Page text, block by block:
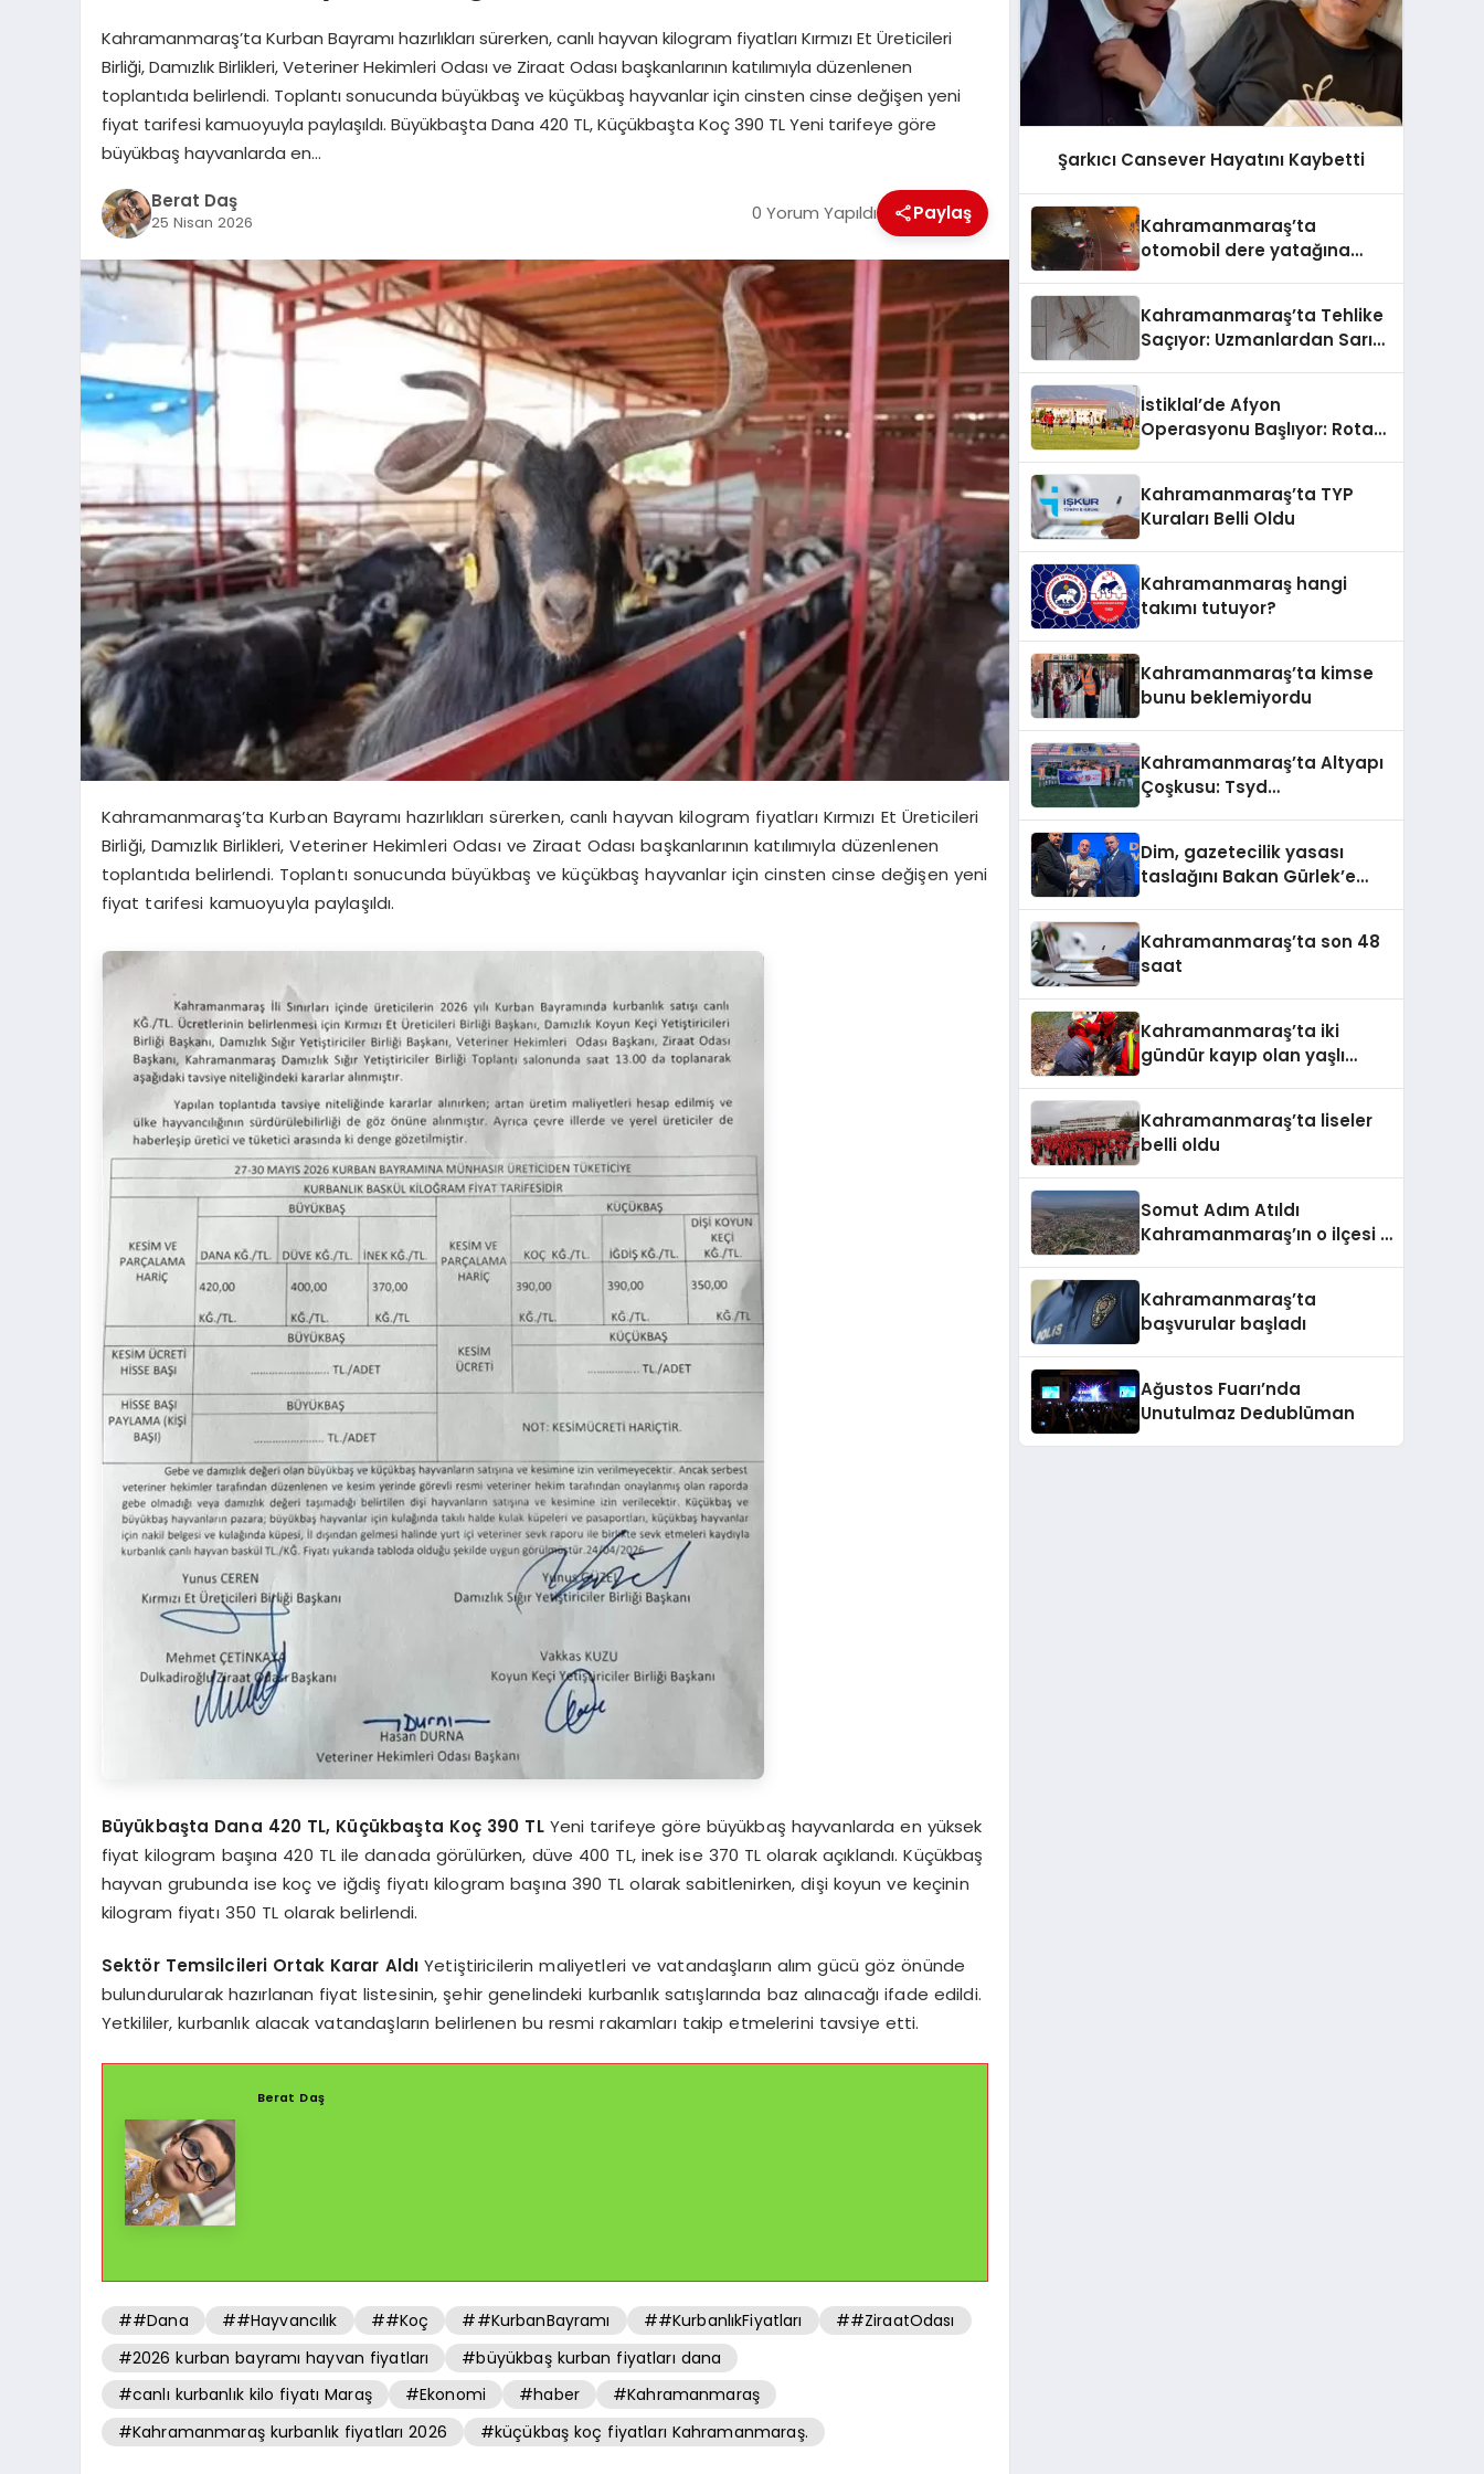
Kahramanmaraş’ta Kurban Bayramı hazırlıkları sürerken, canlı hayvan kilogram fiyatları Kırmızı Et Üreticileri
Birliği, Damızlık Birlikleri, Veteriner Hekimleri Odası ve Ziraat Odası başkanlarının katılımıyla düzenlenen
toplantıda belirlendi. Toplantı sonucunda büyükbaş ve küçükbaş hayvanlar için cinsten cinse değişen yeni
fiyat tarifesi kamuoyuyla paylaşıldı. Büyükbaşta Dana 420 TL, Küçükbaşta Koç 390 TL Yeni tarifeye göre
büyükbaş hayvanlarda en…
Berat Daş
25 Nisan 2026 0 Yorum Yapıldı Paylaş
Kahramanmaraş’ta Kurban Bayramı hazırlıkları sürerken, canlı hayvan kilogram fiyatları Kırmızı Et Üreticileri
Birliği, Damızlık Birlikleri, Veteriner Hekimleri Odası ve Ziraat Odası başkanlarının katılımıyla düzenlenen
toplantıda belirlendi. Toplantı sonucunda büyükbaş ve küçükbaş hayvanlar için cinsten cinse değişen yeni
fiyat tarifesi kamuoyuyla paylaşıldı.
Büyükbaşta Dana 420 TL, Küçükbaşta Koç 390 TLYeni tarifeye göre büyükbaş hayvanlarda en yüksek
fiyat kilogram başına 420 TL ile danada görülürken, düve 400 TL, inek ise 370 TL olarak açıklandı. Küçükbaş
hayvan grubunda ise koç ve iğdiş fiyatı kilogram başına 390 TL olarak sabitlenirken, dişi koyun ve keçinin
kilogram fiyatı 350 TL olarak belirlendi.
Sektör Temsilcileri Ortak Karar Aldı Yetiştiricilerin maliyetleri ve vatandaşların alım gücü göz önünde
bulundurularak hazırlanan fiyat listesinin, şehir genelindeki kurbanlık satışlarında baz alınacağı ifade edildi.
Yetkililer, kurbanlık alacak vatandaşların belirlenen bu resmi rakamları takip etmelerini tavsiye etti.
Berat Daş
##Dana ##Hayvancılık ##Koç ##KurbanBayramı ##KurbanlıkFiyatları
##ZiraatOdası
#2026 kurban bayramı hayvan fiyatları
#büyükbaş kurban fiyatları dana
#canlı kurbanlık kilo fiyatı Maraş
#Ekonomi #haber
#Kahramanmaraş
#Kahramanmaraş kurbanlık fiyatları 2026
#küçükbaş koç fiyatları Kahramanmaraş.
Şarkıcı Cansever Hayatını Kaybetti
Kahramanmaraş’ta
otomobil dere yatağına
Kahramanmaraş’ta Tehlike
Saçıyor: Uzmanlardan Sarı
İstiklal’de Afyon
Operasyonu Başlıyor: Rota
Kahramanmaraş’ta TYP
Kuraları Belli Oldu
Kahramanmaraş hangi
takımı tutuyor?
Kahramanmaraş’ta kimse
bunu beklemiyordu
Kahramanmaraş’ta Altyapı
Çoşkusu: Tsyd
Dim, gazetecilik yasası
taslağını Bakan Gürlek’e
Kahramanmaraş’ta son 48
saat
Kahramanmaraş’ta iki
gündür kayıp olan yaşlı
Kahramanmaraş’ta liseler
belli oldu
Somut Adım Atıldı
Kahramanmaraş’ın o ilçesi il
Kahramanmaraş’ta
başvurular başladı
Ağustos Fuarı’nda
Unutulmaz Dedublüman